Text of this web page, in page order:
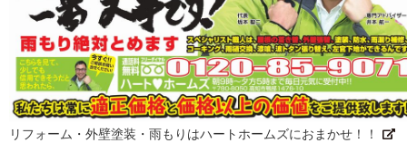
リフォーム・外壁塗装・雨もりはハートホームズにおまかせ！！